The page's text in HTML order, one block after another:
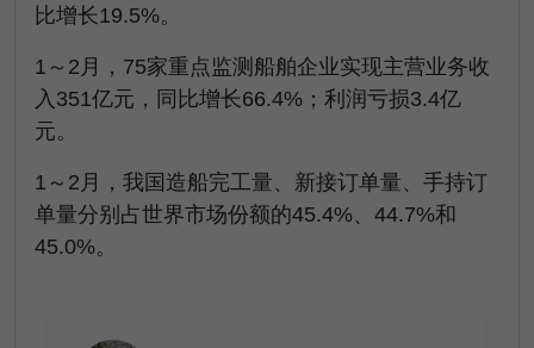
比增长19.5%。
1～2月，75家重点监测船舶企业实现主营业务收
入351亿元，同比增长66.4%；利润亏损3.4亿
元。
1～2月，我国造船完工量、新接订单量、手持订
单量分别占世界市场份额的45.4%、44.7%和
45.0%。